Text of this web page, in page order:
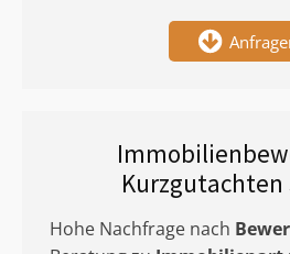
Kurzgutachten
Hohe Nachfrage nach